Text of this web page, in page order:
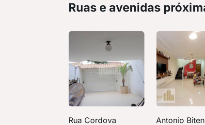
Ruas e avenidas
Rua Cordova Antonio